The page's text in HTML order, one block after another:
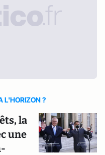
L'HORIZON ?
la
une